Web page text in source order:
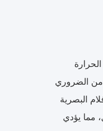
نسبية أقل من 60% رطوبة نسبية. من الضروري
شيخوخة الأفلام البصرية
مما يؤدي